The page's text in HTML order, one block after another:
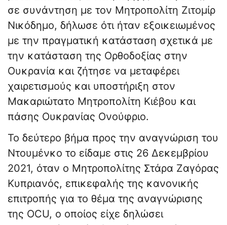
σε συνάντηση με τον Μητροπολίτη Ζιτομίρ
Νικόδημο, δήλωσε ότι ήταν εξοικειωμένος
με την πραγματική κατάσταση σχετικά με
την κατάσταση της Ορθοδοξίας στην
Ουκρανία και ζήτησε να μεταφέρει
χαιρετισμούς και υποστήριξη στον
Μακαριώτατο Μητροπολίτη Κιέβου και
πάσης Ουκρανίας Ονούφριο.
Το δεύτερο βήμα προς την αναγνώριση του
Ντουμένκο το είδαμε στις 26 Δεκεμβρίου
2021, όταν ο Μητροπολίτης Στάρα Ζαγόρας
Κυπριανός, επικεφαλής της κανονικής
επιτροπής για το θέμα της αναγνώρισης
της OCU, ο οποίος είχε δηλώσει